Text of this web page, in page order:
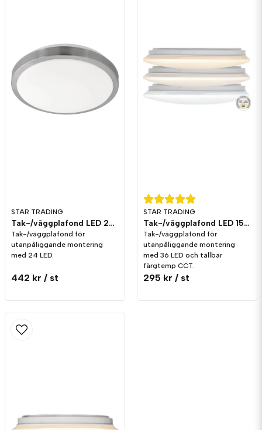
STAR TRADING
Tak-/väggplafond LED 23,1W
Tak-/väggplafond för
utanpåliggande montering
med 24 LED.
442 kr / st
STAR TRADING
Tak-/väggplafond LED 15W Ställbar färgtemp CCT
Tak-/väggplafond för
utanpåliggande montering
med 36 LED och tällbar
färgtemp CCT.
295 kr / st